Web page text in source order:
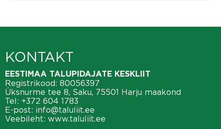
KONTAKT
EESTIMAA TALUPIDAJATE KESKLIIT
Registrikood: 80056397
Üksnurme tee 8, Saku, 75501 Harju maakond
Tel: +372 604 1783
E-post: info@taluliit.ee
Veebileht: www.taluliit.ee